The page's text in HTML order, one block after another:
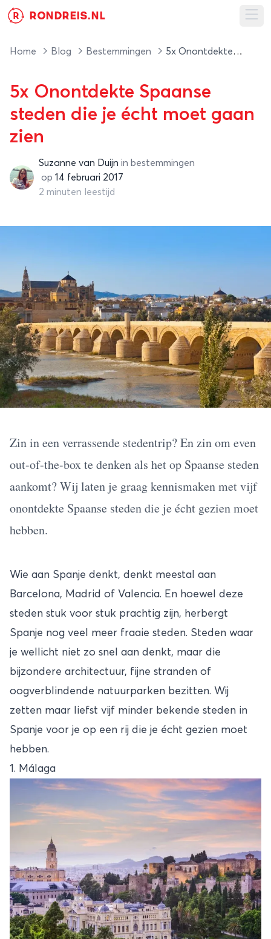
R RONDREIS.NL
Home Blog Bestemmingen 5x Onontdekte Spaanse steden die je écht moet gaan zien
5x Onontdekte Spaanse
steden die je écht moet gaan
zien
Suzanne van Duijn
Suzanne van Duijn in bestemmingen
op 14 februari 2017
2 minuten leestijd
Zin in een verrassende stedentrip? En zin om even
out-of-the-box te denken als het op Spaanse steden
aankomt? Wij laten je graag kennismaken met vijf
onontdekte Spaanse steden die je écht gezien moet
hebben.
Wie aan Spanje denkt, denkt meestal aan
Barcelona, Madrid of Valencia. En hoewel deze
steden stuk voor stuk prachtig zijn, herbergt
Spanje nog veel meer fraaie steden. Steden waar
je wellicht niet zo snel aan denkt, maar die
bijzondere architectuur, fijne stranden of
oogverblindende natuurparken bezitten. Wij
zetten maar liefst vijf minder bekende steden in
Spanje voor je op een rij die je écht gezien moet
hebben.
1. Málaga